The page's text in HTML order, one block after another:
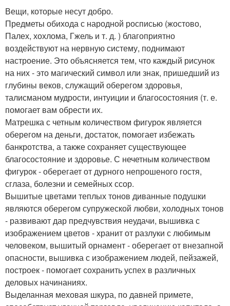
Вещи, которые несут добро.
Предметы обихода с народной росписью (жостово,
Палех, хохлома, Гжель и т. д. ) благоприятно
воздействуют на нервную систему, поднимают
настроение. Это объясняется тем, что каждый рисунок
на них - это магический символ или знак, пришедший из
глубины веков, служащий оберегом здоровья,
талисманом мудрости, интуиции и благосостояния (т. е.
помогает вам обрести их.
Матрешка с четным количеством фигурок является
оберегом на деньги, достаток, помогает избежать
банкротства, а также сохраняет существующее
благосостояние и здоровье. С нечетным количеством
фигурок - оберегает от дурного непрошеного гостя,
сглаза, болезни и семейных ссор.
Вышитые цветами теплых тонов диванные подушки
являются оберегом супружеской любви, холодных тонов
- развивают дар предчувствия неудачи, вышивка с
изображением цветов - хранит от разлуки с любимым
человеком, вышитый орнамент - оберегает от внезапной
опасности, вышивка с изображением людей, пейзажей,
построек - помогает сохранить успех в различных
деловых начинаниях.
Выделанная меховая шкура, по давней примете,